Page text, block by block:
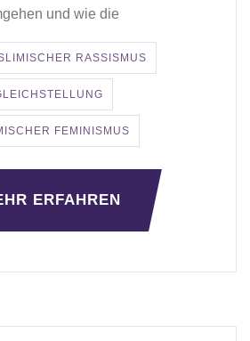
und wie die
RASSISMUS
FEMINISMUS
ERFAHREN